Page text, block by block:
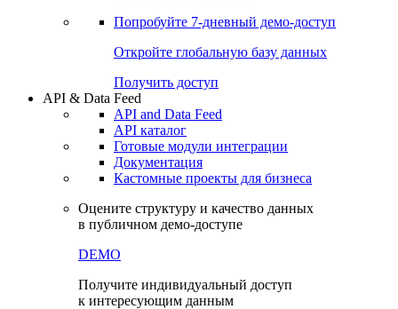
Попробуйте 7-дневный демо-доступ
Откройте глобальную базу данных
Получить доступ
API & Data Feed
API and Data Feed
API каталог
Готовые модули интеграции
Документация
Кастомные проекты для бизнеса
Оцените структуру и качество данных
в публичном демо-доступе
DEMO
Получите индивидуальный доступ
к интересующим данным